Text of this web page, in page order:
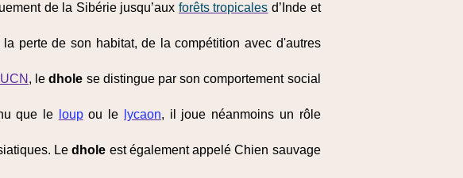
de la Sibérie jusqu’aux forêts tropicales d’Inde et
perte de son habitat, de la compétition avec d'autres
IUCN , ledhole se distingue par son comportement social
que le loupou le lycaon, il joue néanmoins un rôle
Ledhole est également appelé Chien sauvage